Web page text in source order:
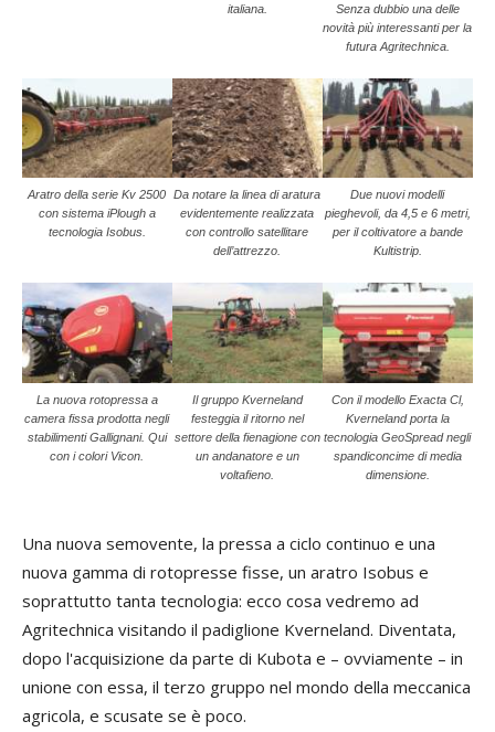
italiana.
Senza dubbio una delle
novità più interessanti per la
futura Agritechnica.
Aratro della serie Kv 2500
con sistema iPlough a
tecnologia Isobus.
Da notare la linea di aratura
evidentemente realizzata
con controllo satellitare
dell’attrezzo.
Due nuovi modelli
pieghevoli, da 4,5 e 6 metri,
per il coltivatore a bande
Kultistrip.
La nuova rotopressa a
camera fissa prodotta negli
stabilimenti Gallignani. Qui
con i colori Vicon.
Il gruppo Kverneland
festeggia il ritorno nel
settore della fienagione con
un andanatore e un
voltafieno.
Con il modello Exacta Cl,
Kverneland porta la
tecnologia GeoSpread negli
spandiconcime di media
dimensione.
Una nuova semovente, la pressa a ciclo continuo e una
nuova gamma di rotopresse fisse, un aratro Isobus e
soprattutto tanta tecnologia: ecco cosa vedremo ad
Agritechnica visitando il padiglione Kverneland. Diventata,
dopo l'acquisizione da parte di Kubota e – ovviamente – in
unione con essa, il terzo gruppo nel mondo della meccanica
agricola, e scusate se è poco.